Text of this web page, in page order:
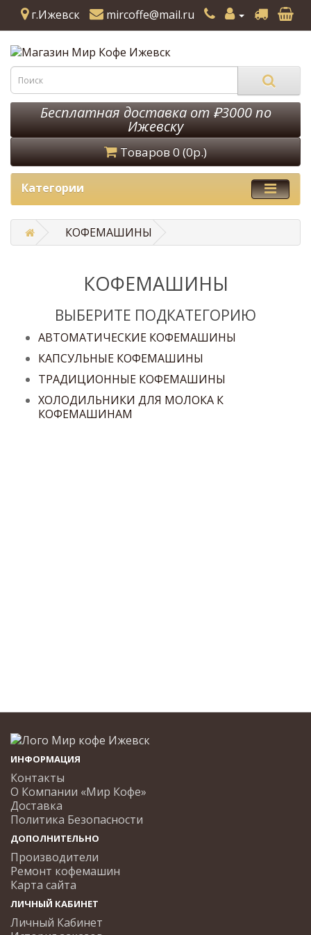
г.Ижевск mircoffe@mail.ru
Бесплатная доставка от ₽3000 по
Ижевску
Товаров 0 (0р.)
Категории
КОФЕМАШИНЫ
КОФЕМАШИНЫ
ВЫБЕРИТЕ ПОДКАТЕГОРИЮ
АВТОМАТИЧЕСКИЕ КОФЕМАШИНЫ
КАПСУЛЬНЫЕ КОФЕМАШИНЫ
ТРАДИЦИОННЫЕ КОФЕМАШИНЫ
ХОЛОДИЛЬНИКИ ДЛЯ МОЛОКА К
КОФЕМАШИНАМ
ИНФОРМАЦИЯ
Контакты
О Компании «Мир Кофе»
Доставка
Политика Безопасности
ДОПОЛНИТЕЛЬНО
Производители
Ремонт кофемашин
Карта сайта
ЛИЧНЫЙ КАБИНЕТ
Личный Кабинет